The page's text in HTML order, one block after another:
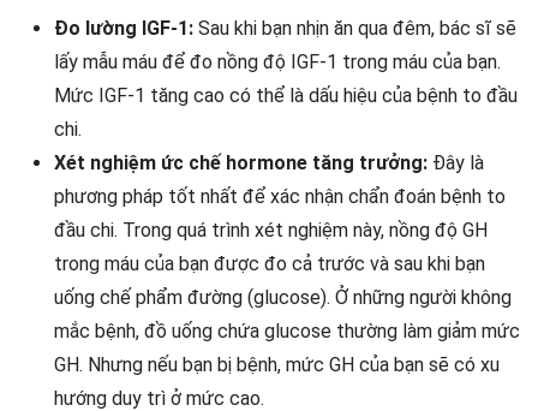
Đo lường IGF-1: Sau khi bạn nhịn ăn qua đêm, bác sĩ sẽ
lấy mẫu máu để đo nồng độ IGF-1 trong máu của bạn.
Mức IGF-1 tăng cao có thể là dấu hiệu của bệnh to đầu
chi.
Xét nghiệm ức chế hormone tăng trưởng: Đây là
phương pháp tốt nhất để xác nhận chẩn đoán bệnh to
đầu chi. Trong quá trình xét nghiệm này, nồng độ GH
trong máu của bạn được đo cả trước và sau khi bạn
uống chế phẩm đường (glucose). Ở những người không
mắc bệnh, đồ uống chứa glucose thường làm giảm mức
GH. Nhưng nếu bạn bị bệnh, mức GH của bạn sẽ có xu
hướng duy trì ở mức cao.